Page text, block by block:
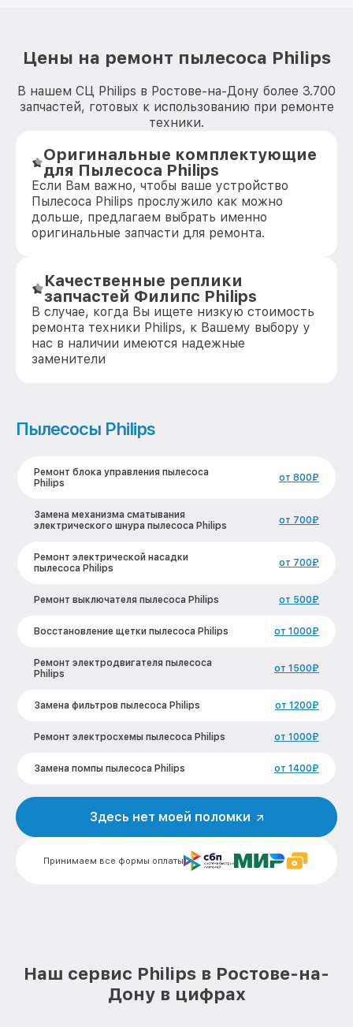
Цены на ремонт пылесоса Philips
В нашем СЦ Philips в Ростове-на-Дону более 3.700
запчастей, готовых к использованию при ремонте
техники.
Оригинальные комплектующие
для Пылесоса Philips
Если Вам важно, чтобы ваше устройство
Пылесоса Philips прослужило как можно
дольше, предлагаем выбрать именно
оригинальные запчасти для ремонта.
Качественные реплики
запчастей Филипс Philips
В случае, когда Вы ищете низкую стоимость
ремонта техники Philips, к Вашему выбору у
нас в наличии имеются надежные
заменители
Пылесосы Philips
Ремонт блока управления пылесоса
Philips
от 800₽
Замена механизма сматывания
электрического шнура пылесоса Philips
от 700₽
Ремонт электрической насадки
пылесоса Philips
от 700₽
Ремонт выключателя пылесоса Philips от 500₽
Восстановление щетки пылесоса Philips от 1000₽
Ремонт электродвигателя пылесоса
Philips
от 1500₽
Замена фильтров пылесоса Philips от 1200₽
Ремонт электросхемы пылесоса Philips от 1000₽
Замена помпы пылесоса Philips от 1400₽
Ремонт гидросистемы пылесоса Philips от 1600₽
от 500₽
Замена шнура питания пылесоса Philips
Ремонт цепей питания материнской
платы пылесоса Philips
Принимаем все формы оплаты
Здесь нет моей поломки
Наш сервис Philips в Ростове-на-
Дону в цифрах